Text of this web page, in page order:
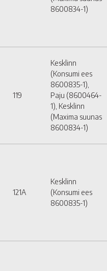
8600834-1)
119
Kesklinn
(Konsumi ees
8600835-1),
Paju (8600464-
1), Kesklinn
(Maxima suunas
8600834-1)
121A
Kesklinn
(Konsumi ees
8600835-1)